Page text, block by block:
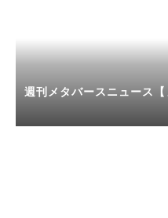
週刊メタバースニュース